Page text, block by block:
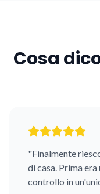
Cosa
"Finalmente
di casa. Prima
controllo in